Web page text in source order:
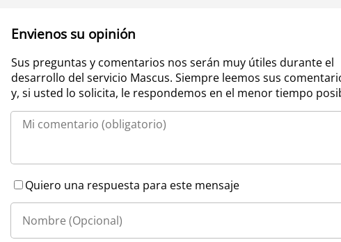
Envienos su opinión
Sus preguntas y comentarios nos serán muy útiles durante el
desarrollo del servicio Mascus. Siempre leemos sus
y, si usted lo solicita, le respondemos en el menor tiempo
Quiero una respuesta para este mensaje